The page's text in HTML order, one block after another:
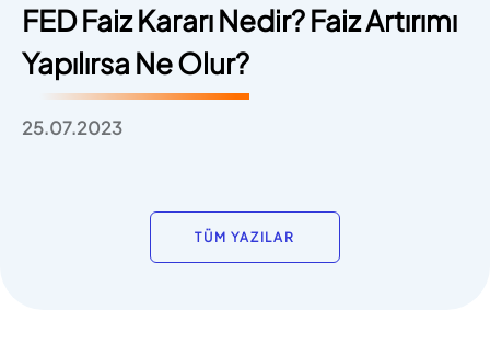
FED Faiz Kararı Nedir? Faiz Artırımı
Yapılırsa Ne Olur?
25.07.2023
TÜM YAZILAR